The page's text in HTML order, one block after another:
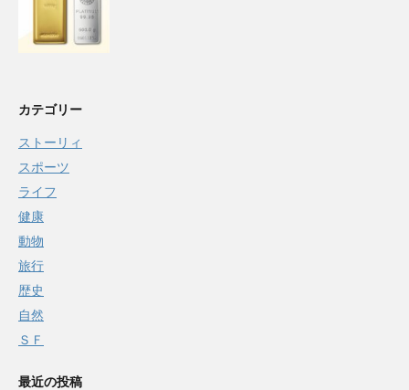
カテゴリー
ストーリィ
スポーツ
ライフ
健康
動物
旅行
歴史
自然
ＳＦ
最近の投稿